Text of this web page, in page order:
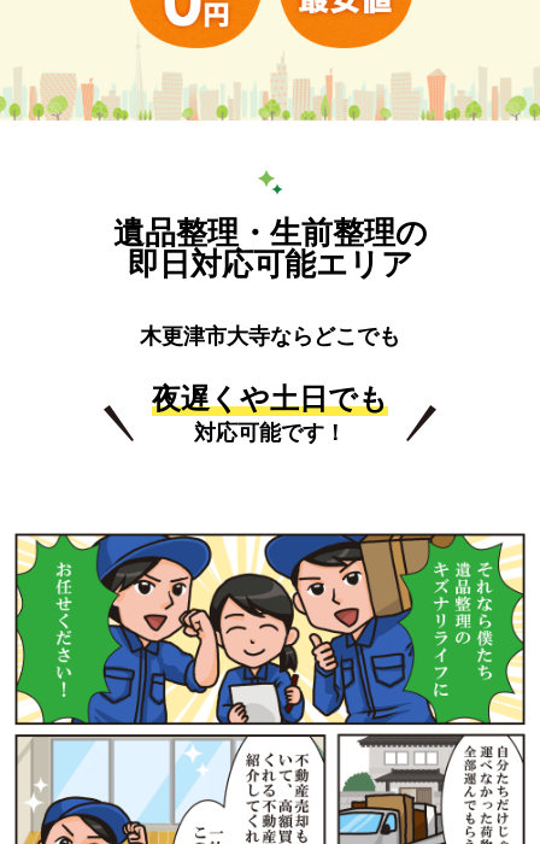
遺品整理・生前整理の
即日対応可能エリア
木更津市大寺ならどこでも
夜遅くや土日でも
対応可能です！